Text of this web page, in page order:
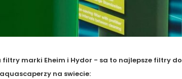
filtry marki Eheim i Hydor - sa to najlepsze filtry
na swiecie: